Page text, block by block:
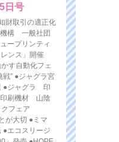
日号
財取引の適正化
機構 一般社団
ープリンティ
ンス」開催
す自動化フェ
戦” ●ジャグラ宮
●ジャグラ 印
印刷機材 山陰
フェア
が大切 ●ミマ
エコスリージ